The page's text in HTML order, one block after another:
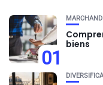
01
biens